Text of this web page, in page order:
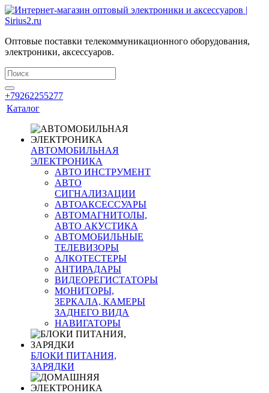
Оптовые поставки телекоммуникационного оборудования,
электроники, аксессуаров.
+79262255277
Каталог
АВТОМОБИЛЬНАЯ
ЭЛЕКТРОНИКА
АВТО ИНСТРУМЕНТ
АВТО
СИГНАЛИЗАЦИИ
АВТОАКСЕССУАРЫ
АВТОМАГНИТОЛЫ,
АВТО АКУСТИКА
АВТОМОБИЛЬНЫЕ
ТЕЛЕВИЗОРЫ
АЛКОТЕСТЕРЫ
АНТИРАДАРЫ
ВИДЕОРЕГИСТАТОРЫ
МОНИТОРЫ,
ЗЕРКАЛА, КАМЕРЫ
ЗАДНЕГО ВИДА
НАВИГАТОРЫ
БЛОКИ ПИТАНИЯ,
ЗАРЯДКИ